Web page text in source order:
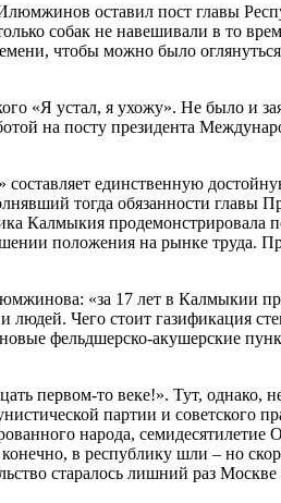
оставил пост главы
собак не навешивали в то
чтобы можно было
«Я устал, я ухожу». Не было и
на посту президента
единственную
тогда обязанности главы
Калмыкия
положения на рынке труда.
«за 17 лет в Калмыкии
Чего стоит газификация
фельдшерско-акушерские
первом-то веке!». Тут, однако,
партии и советского
народа, семидесятилетие
в республику шли – но
старалось лишний раз